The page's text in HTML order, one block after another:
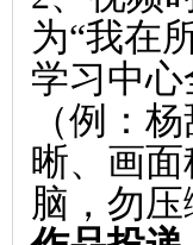
为“我在
学习中
（例：
晰、画
脑，勿